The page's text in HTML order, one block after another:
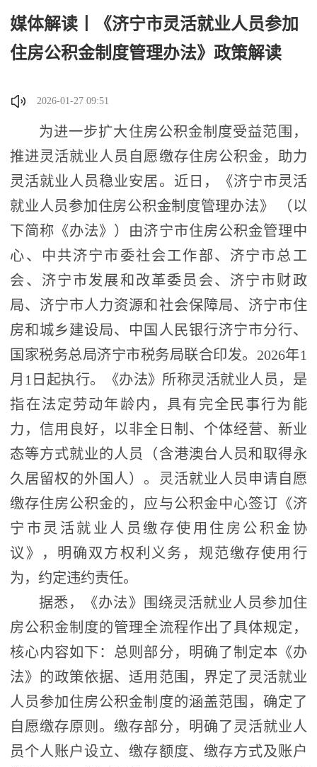
媒体解读丨《济宁市灵活就业人员参加
住房公积金制度管理办法》政策解读
2026-01-27 09:51
为进一步扩大住房公积金制度受益范围，
推进灵活就业人员自愿缴存住房公积金，助力
灵活就业人员稳业安居。近日，《济宁市灵活
就业人员参加住房公积金制度管理办法》 （以
下简称《办法》）由济宁市住房公积金管理中
心、中共济宁市委社会工作部、济宁市总工
会、济宁市发展和改革委员会、济宁市财政
局、济宁市人力资源和社会保障局、济宁市住
房和城乡建设局、中国人民银行济宁市分行、
国家税务总局济宁市税务局联合印发。2026年1
月1日起执行。《办法》所称灵活就业人员，是
指在法定劳动年龄内，具有完全民事行为能
力，信用良好，以非全日制、个体经营、新业
态等方式就业的人员（含港澳台人员和取得永
久居留权的外国人）。灵活就业人员申请自愿
缴存住房公积金的，应与公积金中心签订《济
宁市灵活就业人员缴存使用住房公积金协
议》，明确双方权利义务，规范缴存使用行
为，约定违约责任。
据悉，《办法》围绕灵活就业人员参加住
房公积金制度的管理全流程作出了具体规定，
核心内容如下：总则部分，明确了制定本《办
法》的政策依据、适用范围，界定了灵活就业
人员参加住房公积金制度的涵盖范围，确定了
自愿缴存原则。缴存部分，明确了灵活就业人
员个人账户设立、缴存额度、缴存方式及账户